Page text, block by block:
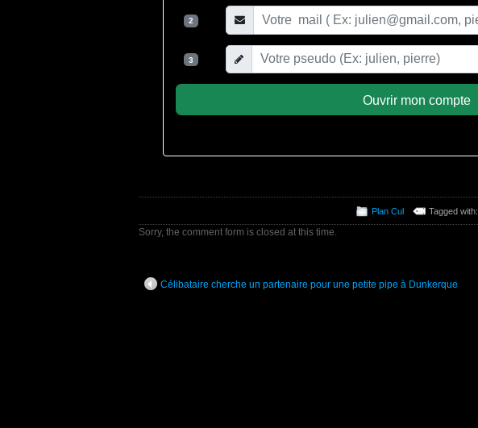
Plan Cul Tagged with:
Sorry, the comment form is closed at this time.
Célibataire cherche un partenaire pour une petite pipe à Dunkerque